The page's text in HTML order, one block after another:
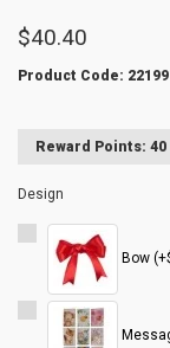
$40.40
Product Code: 22199
Reward Points: 40
Design
Bow